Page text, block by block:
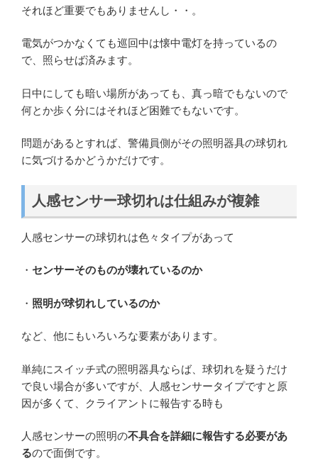
それほど重要でもありませんし・・。
電気がつかなくても巡回中は懐中電灯を持っているの
で、照らせば済みます。
日中にしても暗い場所があっても、真っ暗でもないので
何とか歩く分にはそれほど困難でもないです。
問題があるとすれば、警備員側がその照明器具の球切れ
に気づけるかどうかだけです。
人感センサー球切れは仕組みが複雑
人感センサーの球切れは色々タイプがあって
・ センサーそのものが壊れているのか
・ 照明が球切れしているのか
など、他にもいろいろな要素があります。
単純にスイッチ式の照明器具ならば、球切れを疑うだけ
で良い場合が多いですが、人感センサータイプですと原
因が多くて、クライアントに報告する時も
人感センサーの照明の不具合を詳細に報告する必要があ
るので面倒です。